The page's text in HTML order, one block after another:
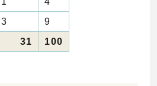
3
9
31 100